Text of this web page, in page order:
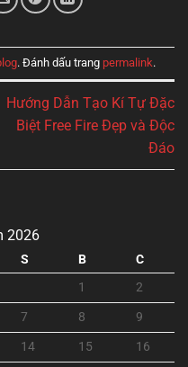
. Đánh dấu trang permalink.
Hướng Dẫn Tạo Kí Tự Đặc
Biệt Free Fire Đẹp và Độc
Đáo
2026
S B
C
1
2
7 8
9
14 15
16